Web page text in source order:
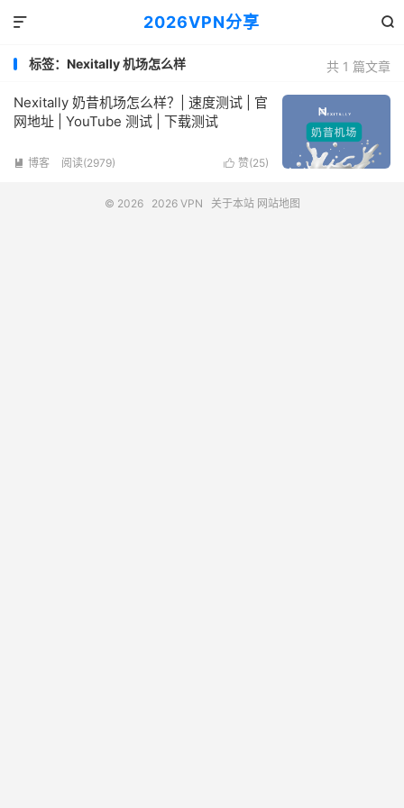
2026VPN分享 

共 1 篇文章
标签：Nexitally 机场怎么样
Nexitally 奶昔机场怎么样？| 速度测试 | 官
网地址 | YouTube 测试 | 下载测试
 赞(25)
 博客 阅读(2979)
© 2026 2026 VPN 关于本站 网站地图